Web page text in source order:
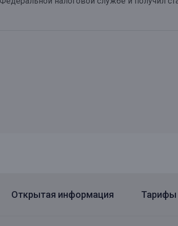
Открытая информация Тарифы